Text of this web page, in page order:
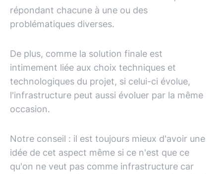
répondant chacune à une ou des
problématiques diverses.
De plus, comme la solution finale est
intimement liée aux choix techniques et
technologiques du projet, si celui-ci évolue,
l'infrastructure peut aussi évoluer par la même
occasion.
Notre conseil : il est toujours mieux d'avoir une
idée de cet aspect même si ce n'est que ce
qu'on ne veut pas comme infrastructure car